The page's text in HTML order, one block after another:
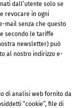
dall’utente solo se
revocare in ogni
mail senza che questo
secondo le tariffe
newsletter) può
al nostro indirizzo e-
di analisi web fornito da
“cookie”, file di